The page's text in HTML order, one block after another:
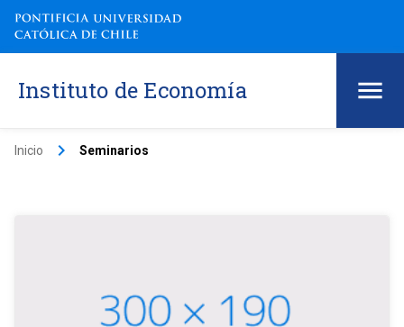
Instituto de Economía
Inicio keyboard_arrow_right Seminarios